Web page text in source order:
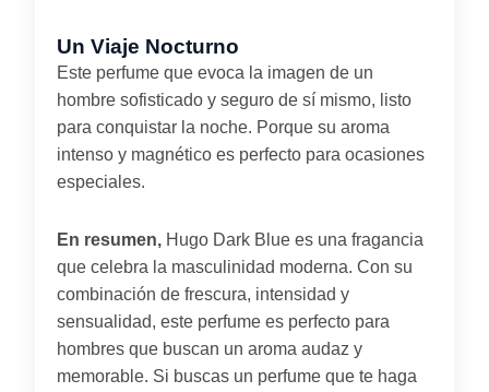
Un Viaje Nocturno
Este perfume que evoca la imagen de un
hombre sofisticado y seguro de sí mismo, listo
para conquistar la noche. Porque su aroma
intenso y magnético es perfecto para ocasiones
especiales.
En resumen, Hugo Dark Blue es una fragancia
que celebra la masculinidad moderna. Con su
combinación de frescura, intensidad y
sensualidad, este perfume es perfecto para
hombres que buscan un aroma audaz y
memorable. Si buscas un perfume que te haga